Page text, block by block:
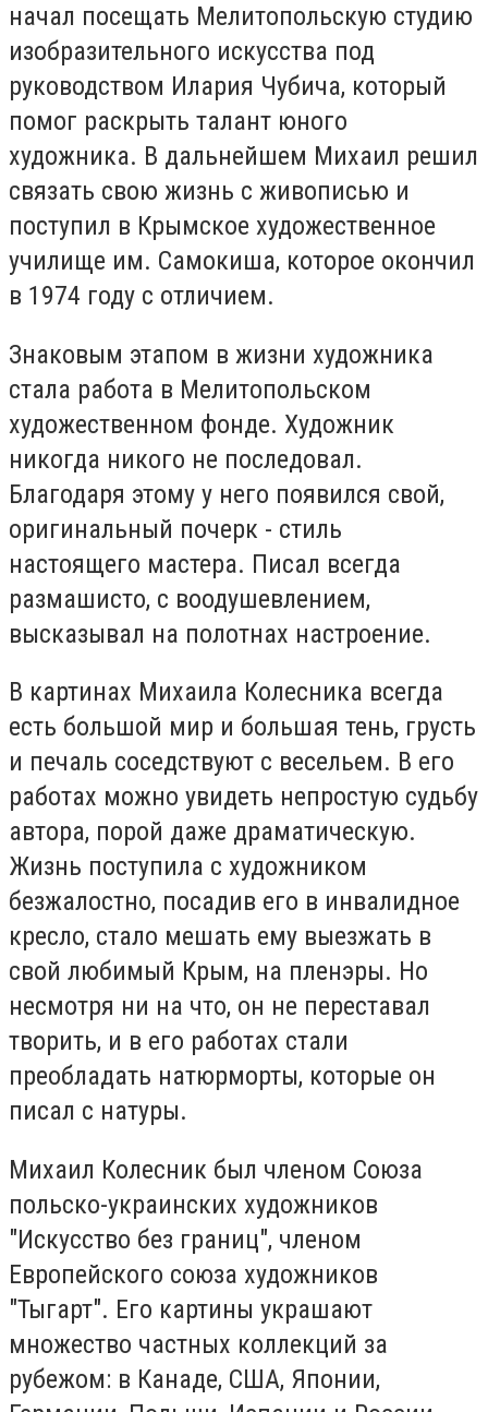
начал посещать Мелитопольскую студию
изобразительного искусства под
руководством Илария Чубича, который
помог раскрыть талант юного
художника. В дальнейшем Михаил решил
связать свою жизнь с живописью и
поступил в Крымское художественное
училище им. Самокиша, которое окончил
в 1974 году с отличием.
Знаковым этапом в жизни художника
стала работа в Мелитопольском
художественном фонде. Художник
никогда никого не последовал.
Благодаря этому у него появился свой,
оригинальный почерк - стиль
настоящего мастера. Писал всегда
размашисто, с воодушевлением,
высказывал на полотнах настроение.
В картинах Михаила Колесника всегда
есть большой мир и большая тень, грусть
и печаль соседствуют с весельем. В его
работах можно увидеть непростую судьбу
автора, порой даже драматическую.
Жизнь поступила с художником
безжалостно, посадив его в инвалидное
кресло, стало мешать ему выезжать в
свой любимый Крым, на пленэры. Но
несмотря ни на что, он не переставал
творить, и в его работах стали
преобладать натюрморты, которые он
писал с натуры.
Михаил Колесник был членом Союза
польско-украинских художников
"Искусство без границ", членом
Европейского союза художников
"Тыгарт". Его картины украшают
множество частных коллекций за
рубежом: в Канаде, США, Японии,